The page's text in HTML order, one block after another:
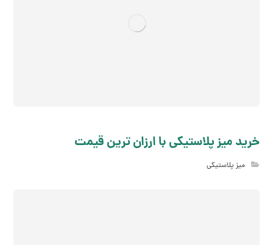
خرید میز پلاستیکی با ارزان ترین قیمت
میز پلاستیکی